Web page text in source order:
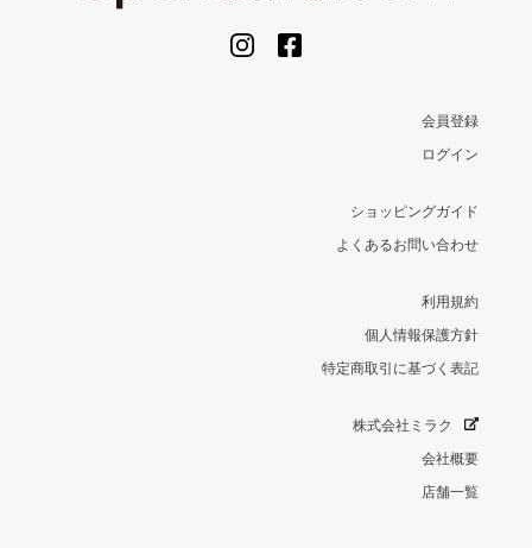
会員登録
ログイン
ショッピングガイド
よくあるお問い合わせ
利用規約
個人情報保護方針
特定商取引に基づく表記
株式会社ミラク
会社概要
店舗一覧